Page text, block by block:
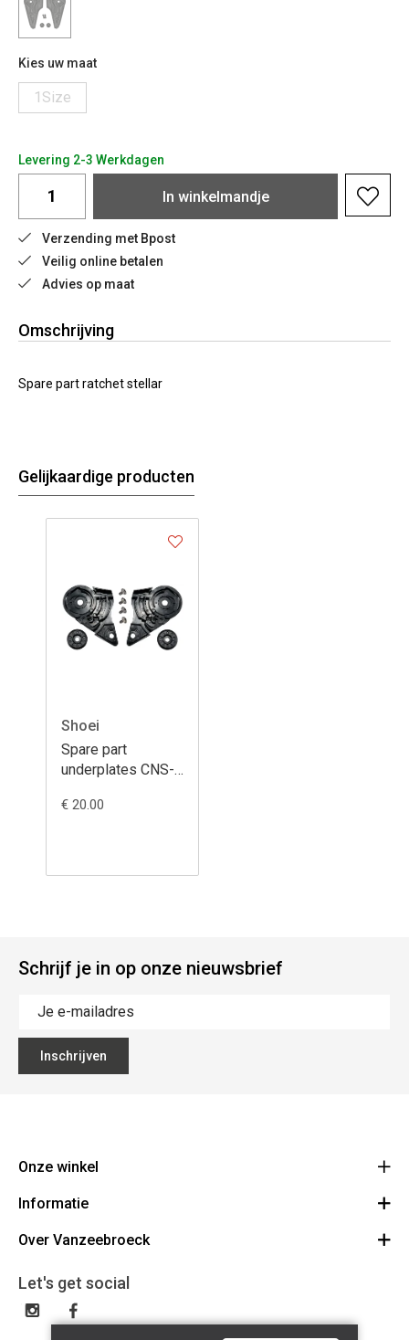
Kies uw maat
1Size
Levering 2-3 Werkdagen
In winkelmandje
Verzending met Bpost
Veilig online betalen
Advies op maat
Omschrijving
Spare part ratchet stellar
Gelijkaardige producten
Shoei
Spare part
underplates CNS-1
€ 20.00
Schrijf je in op onze nieuwsbrief
Inschrijven
Onze winkel
Vanzeebroeck Motors
1600 Sint-Pieters-Leeuw
023316022
BE0425198510
Informatie
Bestelling annuleren
Algemene voorwaarden
Disclaimer
Over Vanzeebroeck
Cadeaubon
Verzenden & Retourneren
Let's get social